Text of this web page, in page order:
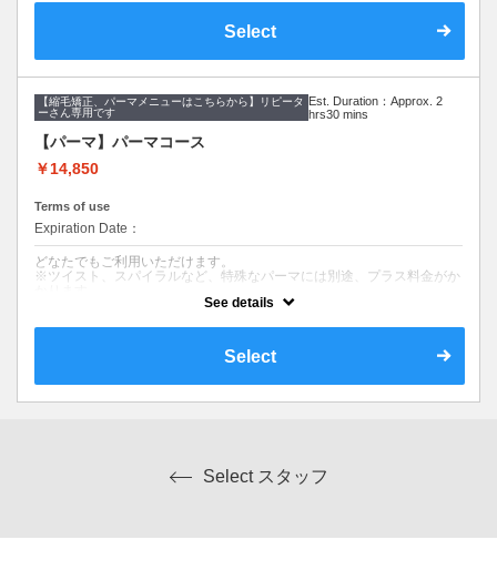
ない場合もございます。
※ご要望はその旨を備考欄にご記入ください。
※返答が必要なご質問は公式LINEからお問い合わせをお願いします。
【コース内容】
デザインカット&ダメージレスパーマ&美髪へアエステトリートメント
ご要望に合わせて柔らかい動きをつけたり、イメージチェンジができま
す。
薬剤のダメージを50％以下に抑えながらパーマスタイルに仕上げます。
髪への高い補修効果が得られ、ヘアスタイルの持続力を高める美髪ヘア
丁寧なカウンセリングで髪のお悩みを解決します。
【こんな方にオススメ】
柔らかい動きとお手入れのしやすいパーマをかけたい方に。
パーマのダメージを極力なくしたい、毛先がパサつきやすい方に。
パーマをかけてもすぐ取れてしまう方に。
※カット無しをご希望は3300円引きです。
Select
【縮毛矯正、パーマメニューはこちらから】リピータ
ーさん専用です
Est. Duration：Approx. 2
hrs30 mins
【パーマ】パーマコース
￥14,850
Terms of use
Expiration Date：
どなたでもご利用いただけます。
※ツイスト、スパイラルなど、特殊なパーマには別途、プラス料金がか
※他の特典、クーポン、割引などと併用はできません。
ない場合もございます。
※ご要望はその旨を備考欄にご記入ください。
※返答が必要なご質問は公式LINEからお問い合わせをお願いします。
丁寧なカウンセリングで髪のお悩みを解決します。
See details
Select
Select スタッフ